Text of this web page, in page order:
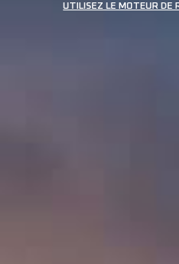
UTILISEZ LE MOTEUR DE